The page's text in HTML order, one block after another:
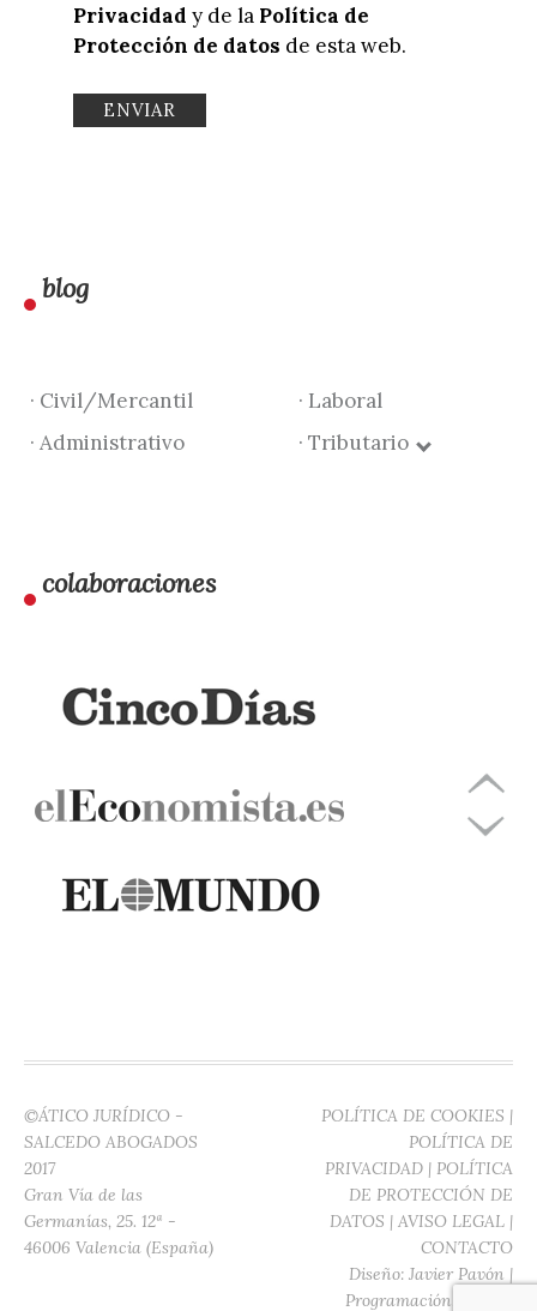
Privacidad y de la Política de
Protección de datos de esta web.
blog
· Civil/Mercantil
· Laboral
· Administrativo
· Tributario
colaboraciones
©ÁTICO JURÍDICO -
SALCEDO ABOGADOS
2017
Gran Vía de las
Germanías, 25. 12ª -
46006 Valencia (España)
POLÍTICA DE COOKIES |
POLÍTICA DE
PRIVACIDAD | POLÍTICA
DE PROTECCIÓN DE
DATOS | AVISO LEGAL |
CONTACTO
Diseño: Javier Pavón |
Programación: